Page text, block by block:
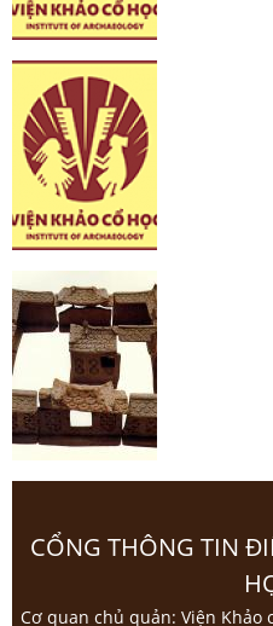
CỔNG THÔNG TIN
Cơ quan chủ quản: Viện Khảo